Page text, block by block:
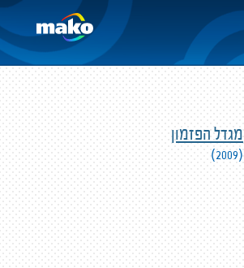
מגדל הפזמון
(2009)